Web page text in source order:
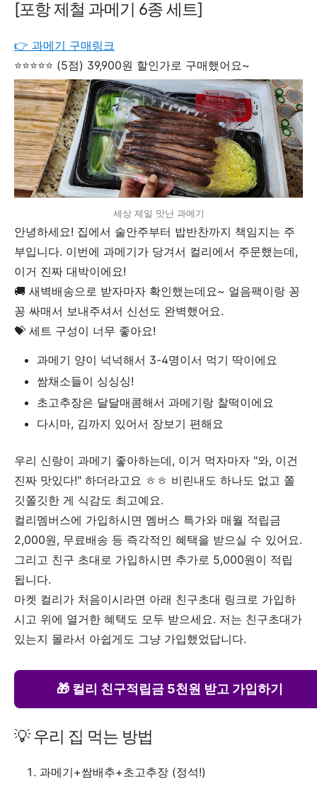
[포항 제철 과메기 6종 세트]
👉 과메기 구매링크
⭐⭐⭐⭐⭐ (5점) 39,900원 할인가로 구매했어요~
세상 제일 맛난 과메기
안녕하세요! 집에서 술안주부터 밥반찬까지 책임지는 주
부입니다. 이번에 과메기가 당겨서 컬리에서 주문했는데,
이거 진짜 대박이에요!
🚚 새벽배송으로 받자마자 확인했는데요~ 얼음팩이랑 꽁
꽁 싸매서 보내주셔서 신선도 완벽했어요.
💝 세트 구성이 너무 좋아요!
과메기 양이 넉넉해서 3-4명이서 먹기 딱이에요
쌈채소들이 싱싱싱!
초고추장은 달달매콤해서 과메기랑 찰떡이에요
다시마, 김까지 있어서 장보기 편해요
우리 신랑이 과메기 좋아하는데, 이거 먹자마자 "와, 이건
진짜 맛있다!" 하더라고요 ㅎㅎ 비린내도 하나도 없고 쫄
깃쫄깃한 게 식감도 최고예요.
컬리멤버스에 가입하시면 멤버스 특가와 매월 적립금
2,000원, 무료배송 등 즉각적인 혜택을 받으실 수 있어요.
그리고 친구 초대로 가입하시면 추가로 5,000원이 적립
됩니다.
마켓 컬리가 처음이시라면 아래 친구초대 링크로 가입하
시고 위에 열거한 혜택도 모두 받으세요. 저는 친구초대가
있는지 몰라서 아쉽게도 그냥 가입했었답니다.
🎁 컬리 친구적립금 5천원 받고 가입하기
💡 우리 집 먹는 방법
과메기+쌈배추+초고추장 (정석!)